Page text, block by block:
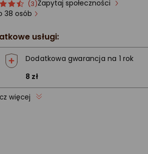
ocena
produktu
gwiazdki
(3)Zapytaj społeczności
Kupiło 38 osób
usługi:
Dodatkowa gwarancja na 1 rok
8 zł
więcej